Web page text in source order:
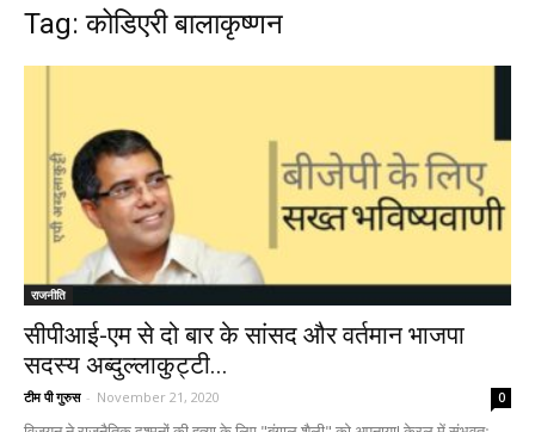
Tag: कोडिएरी बालाकृष्णन
राजनीति
सीपीआई-एम से दो बार के सांसद और वर्तमान भाजपा
सदस्य अब्दुल्लाकुट्टी...
टीम पी गुरुस - November 21, 2020 0